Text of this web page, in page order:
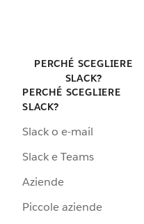
PERCHÉ SCEGLIERE
SLACK?
PERCHÉ SCEGLIERE
SLACK?
Slack o e-mail
Slack e Teams
Aziende
Piccole aziende